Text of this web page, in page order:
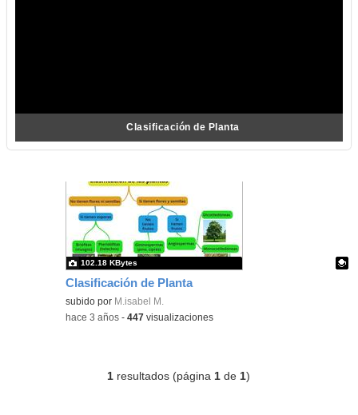
Clasificación de Planta
Clasificación de Planta
Contenido educativo.
subido por M.isabel M.
102.18 KBytes
-hace 3 años -447 visualizaciones
1 resultados (página 1 de 1)